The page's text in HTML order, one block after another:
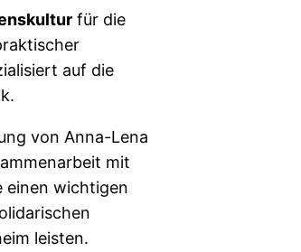
für die
auf die
von Anna-Lena
mit
einen wichtigen
leisten.